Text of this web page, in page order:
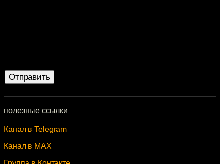
полезные ссылки
Канал в Telegram
Канал в MAX